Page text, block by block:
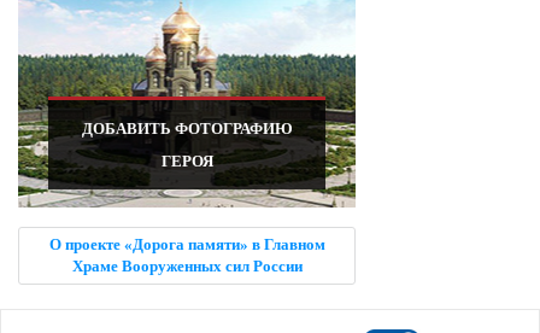
ДОБАВИТЬ ФОТОГРАФИЮ
ГЕРОЯ
О проекте «Дорога памяти» в Главном
Храме Вооруженных сил России